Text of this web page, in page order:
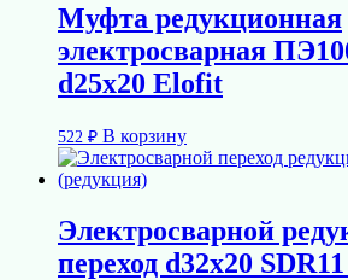
Муфта редукционная
электросварная
d25х20 Elofit
522 ₽ В корзину
Электросварной
переход d32х20